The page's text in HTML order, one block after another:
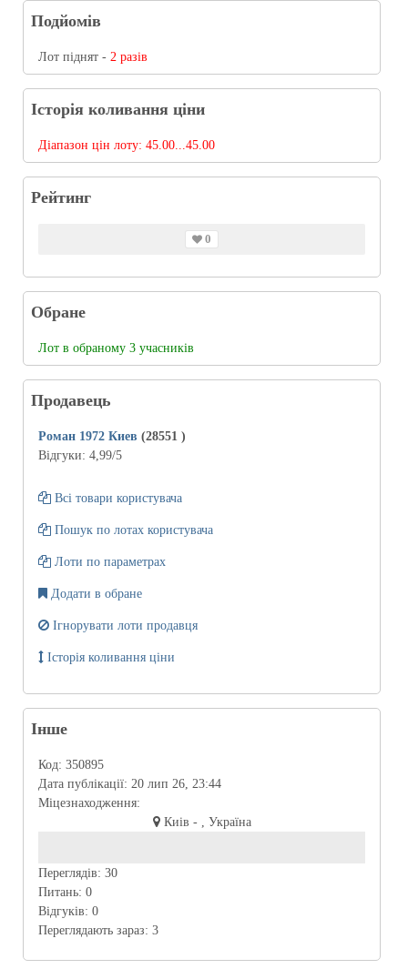
Подйомів
Лот піднят - 2 разів
Історія коливання ціни
Діапазон цін лоту: 45.00...45.00
Рейтинг
0
Обране
Лот в обраному 3 учасників
Продавець
Роман 1972 Киев (28551 )
Відгуки: 4,99/5
Всі товари користувача
Пошук по лотах користувача
Лоти по параметрах
Додати в обране
Ігнорувати лоти продавця
Історія коливання ціни
Інше
Код: 350895
Дата публікації: 20 лип 26, 23:44
Міцезнаходження:
Киів - , Україна
Переглядів: 30
Питань: 0
Відгуків: 0
Переглядають зараз: 3